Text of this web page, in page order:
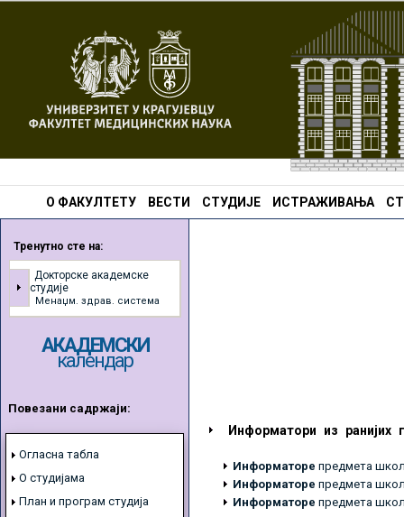
О ФАКУЛТЕТУ ВЕСТИ СТУДИЈЕ ИСТРАЖИВАЊА
Тренутно сте на:
Докторске академске
студије
Менаџм. здрав. система
АКАДЕМСКИ
календар
Повезани садржаји:
Огласна табла
О студијама
План и програм студија
Информатори из ранијих
Информаторе предмета
Информаторе предмета
Информаторе предмета